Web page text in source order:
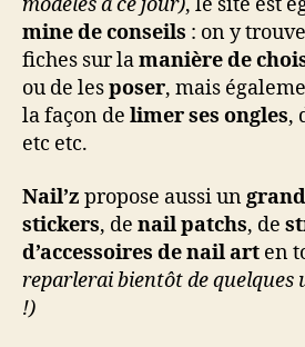
modèles à ce jour), le site est
mine de conseils : on y
fiches sur lamanière de
ou de lesposer, mais
la façon de limer ses ongles,
etc etc.
Nail’z propose aussi un
stickers, de nail patchs, de
d’accessoires de nail art en
reparlerai bientôt de quelques
!)